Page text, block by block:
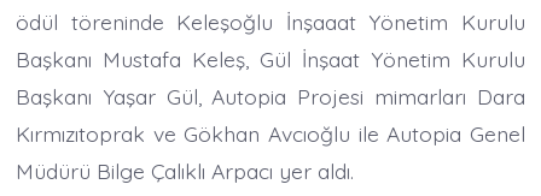
ödül töreninde Keleşoğlu İnşaaat Yönetim Kurulu
Başkanı Mustafa Keleş, Gül İnşaat Yönetim Kurulu
Başkanı Yaşar Gül, Autopia Projesi mimarları Dara
Kırmızıtoprak ve Gökhan Avcıoğlu ile Autopia Genel
Müdürü Bilge Çalıklı Arpacı yer aldı.